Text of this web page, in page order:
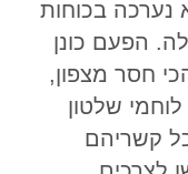
נערכה בכוחות
הפעם כונן
חסר מצפון,
שלטון
קשריהם